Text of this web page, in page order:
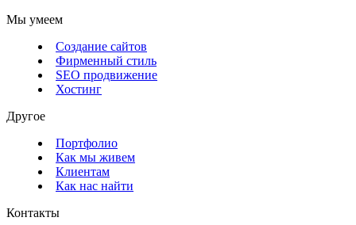
Мы умеем
Создание сайтов
Фирменный стиль
SEO продвижение
Хостинг
Другое
Портфолио
Как мы живем
Клиентам
Как нас найти
Контакты